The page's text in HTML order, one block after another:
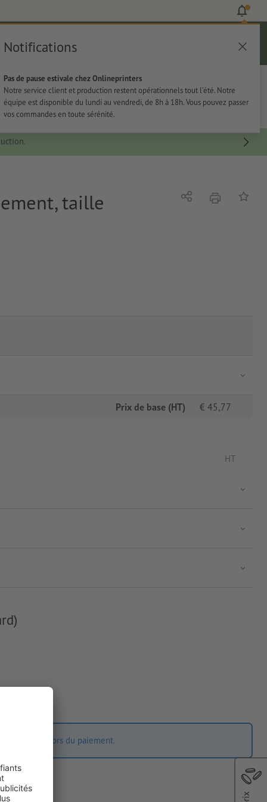
Notifications
Pas de pause estivale chez Onlineprinters
Notre service client et production restent opérationnels tout l’été. Notre
équipe est disponible du lundi au vendredi, de 8h à 18h. Vous pouvez passer
vos commandes en toute sérénité.
Panier
Papeterie Autocollants
taille
Partagerimprimer
Prix de base (HT) € 45,77
HT
express lors du paiement.